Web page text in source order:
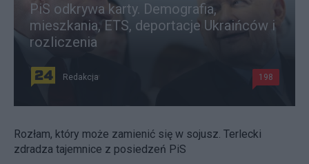
PiS odkrywa karty. Demografia,
mieszkania, ETS, deportacje Ukraińców i
rozliczenia
Redakcja 198
Rozłam, który może zamienić się w sojusz. Terlecki
zdradza tajemnice z posiedzeń PiS